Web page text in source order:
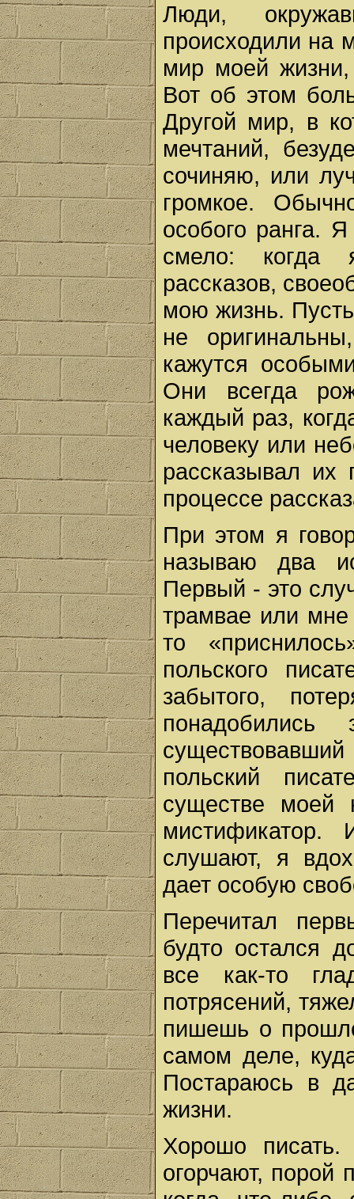
Люди,
происходили на
мир моей жизни,
Вот об этом
Другой мир, в
мечтаний,
сочиняю, или
громкое.
особого ранга.
смело: когда
рассказов,
мою жизнь.
не
кажутся
Они всегда
каждый раз,
человеку или
рассказывал их
процессе
При этом я
называю два
Первый - это
трамвае или мне
то
польского
забытого,
польский
существе
слушают, я
дает особую
Перечитал
будто остался
все как-то
потрясений,
пишешь о
самом деле,
Постараюсь в
жизни.
Хорошо
огорчают, порой